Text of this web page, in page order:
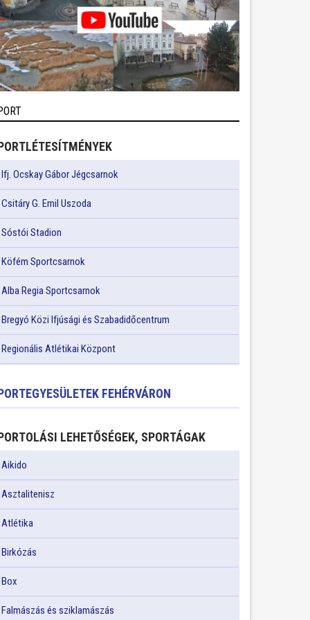
Ifj. Ocskay Gábor Jégcsarnok
Csitáry G. Emil Uszoda
Sóstói Stadion
Köfém Sportcsarnok
Alba Regia Sportcsarnok
Bregyó Közi Ifjúsági és Szabadidőcentrum
Regionális Atlétikai Központ
FEHÉRVÁRON
LEHETŐSÉGEK, SPORTÁGAK
Aikido
Asztalitenisz
Atlétika
Birkózás
Box
Falmászás és sziklamászás